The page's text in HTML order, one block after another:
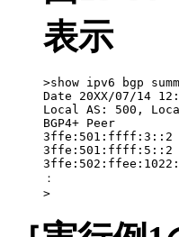
表示
>show ipv6 bgp
Date 20XX/07/14
Local AS: 500,
BGP4+ Peer
3ffe:501:ffff:3::2
3ffe:501:ffff:5::2
：
>